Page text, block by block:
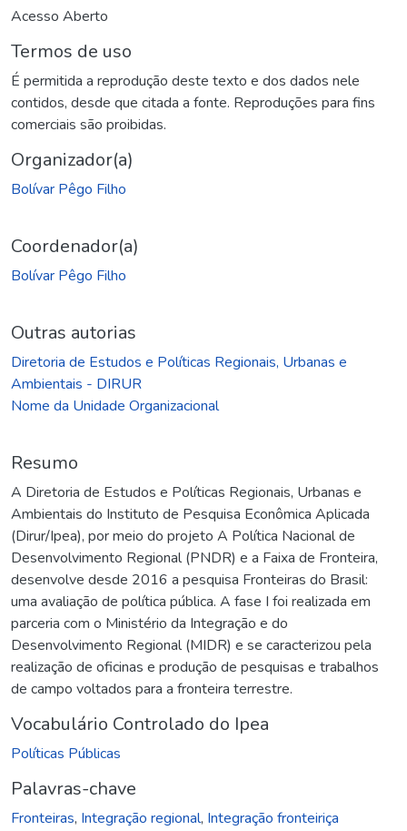
Acesso Aberto
Termos de uso
É permitida a reprodução deste texto e dos dados nele
contidos, desde que citada a fonte. Reproduções para fins
comerciais são proibidas.
Organizador(a)
Bolívar Pêgo Filho
Coordenador(a)
Bolívar Pêgo Filho
Outras autorias
Diretoria de Estudos e Políticas Regionais, Urbanas e
Ambientais - DIRUR
Nome da Unidade Organizacional
Resumo
A Diretoria de Estudos e Políticas Regionais, Urbanas e
Ambientais do Instituto de Pesquisa Econômica Aplicada
(Dirur/Ipea), por meio do projeto A Política Nacional de
Desenvolvimento Regional (PNDR) e a Faixa de Fronteira,
desenvolve desde 2016 a pesquisa Fronteiras do Brasil:
uma avaliação de política pública. A fase I foi realizada em
parceria com o Ministério da Integração e do
Desenvolvimento Regional (MIDR) e se caracterizou pela
realização de oficinas e produção de pesquisas e trabalhos
de campo voltados para a fronteira terrestre.
Vocabulário Controlado do Ipea
Políticas Públicas
Palavras-chave
Fronteiras, Integração regional, Integração fronteiriça